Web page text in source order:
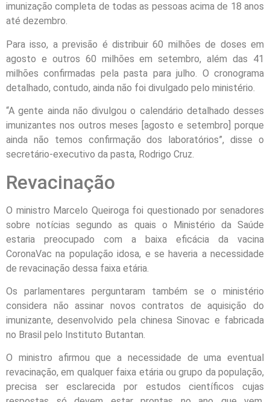
imunização completa de todas as pessoas acima de 18 anos
até dezembro.
Para isso, a previsão é distribuir 60 milhões de doses em
agosto e outros 60 milhões em setembro, além das 41
milhões confirmadas pela pasta para julho. O cronograma
detalhado, contudo, ainda não foi divulgado pelo ministério.
“A gente ainda não divulgou o calendário detalhado desses
imunizantes nos outros meses [agosto e setembro] porque
ainda não temos confirmação dos laboratórios”, disse o
secretário-executivo da pasta, Rodrigo Cruz.
Revacinação
O ministro Marcelo Queiroga foi questionado por senadores
sobre notícias segundo as quais o Ministério da Saúde
estaria preocupado com a baixa eficácia da vacina
CoronaVac na população idosa, e se haveria a necessidade
de revacinação dessa faixa etária.
Os parlamentares perguntaram também se o ministério
considera não assinar novos contratos de aquisição do
imunizante, desenvolvido pela chinesa Sinovac e fabricada
no Brasil pelo Instituto Butantan.
O ministro afirmou que a necessidade de uma eventual
revacinação, em qualquer faixa etária ou grupo da população,
precisa ser esclarecida por estudos científicos cujas